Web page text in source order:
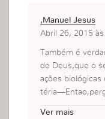
,Manuel Jesus
Abril 26, 2015
Também é
de Deus,que o
ações biológicas
Ver mais